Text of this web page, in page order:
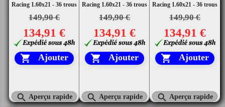
Racing 1.60x21 - 36 trous
149,90 €
134,91 €
 Ajouter
 Aperçu rapide
Racing 1.60x21 - 36 trous
149,90 €
134,91 €
 Ajouter
 Aperçu rapide
Racing 1.60x21 - 36 trous
149,90 €
134,91 €
 Ajouter
 Aperçu rapide